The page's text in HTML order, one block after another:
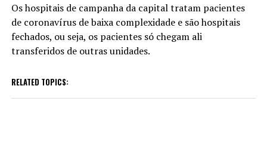
Os hospitais de campanha da capital tratam pacientes
de coronavírus de baixa complexidade e são hospitais
fechados, ou seja, os pacientes só chegam ali
transferidos de outras unidades.
RELATED TOPICS: